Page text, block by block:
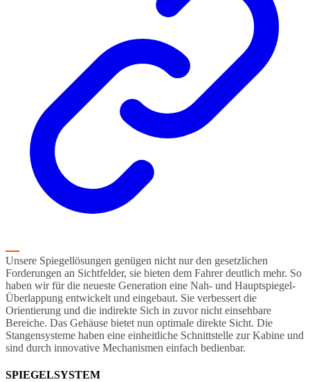
Unsere Spiegellösungen genügen nicht nur den gesetzlichen
Forderungen an Sichtfelder, sie bieten dem Fahrer deutlich mehr. So
haben wir für die neueste Generation eine Nah- und Hauptspiegel-
Überlappung entwickelt und eingebaut. Sie verbessert die
Orientierung und die indirekte Sich in zuvor nicht einsehbare
Bereiche. Das Gehäuse bietet nun optimale direkte Sicht. Die
Stangensysteme haben eine einheitliche Schnittstelle zur Kabine und
sind durch innovative Mechanismen einfach bedienbar.
SPIEGELSYSTEM